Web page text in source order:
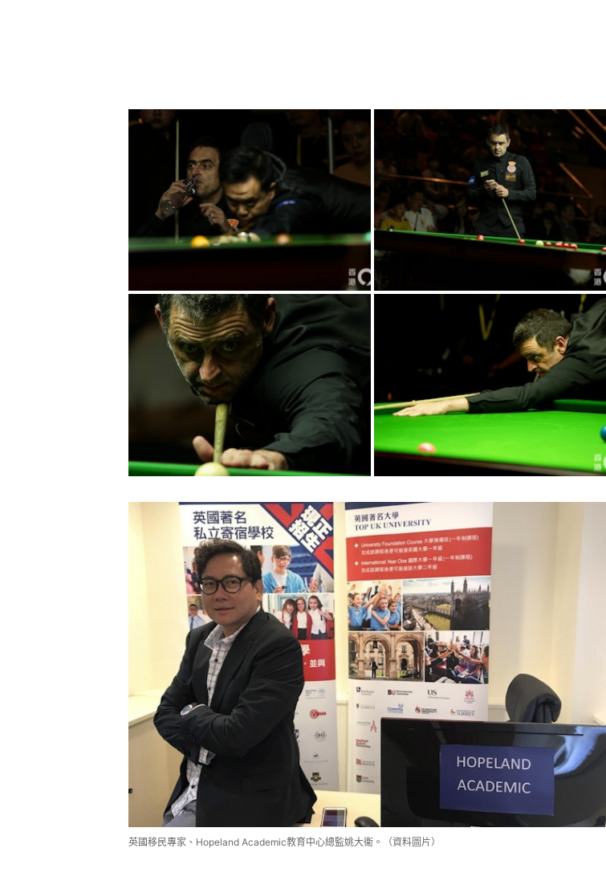
英國移民專家、Hopeland Academic教育中心總監姚大衞。（資料圖片）